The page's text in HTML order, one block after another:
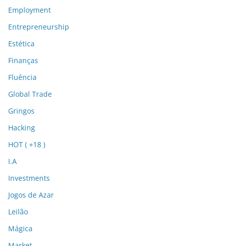
Employment
Entrepreneurship
Estética
Finanças
Fluência
Global Trade
Gringos
Hacking
HOT ( +18 )
I.A
Investments
Jogos de Azar
Leilão
Mágica